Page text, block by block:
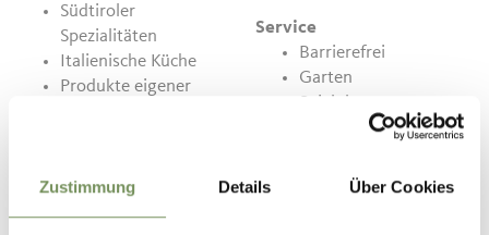
Zustimmung Details Über Cookies
Südtiroler
Spezialitäten
Italienische Küche
Produkte eigener
Service
Barrierefrei
Garten
Spielplatz
Parkplätze
Terrasse
Preise